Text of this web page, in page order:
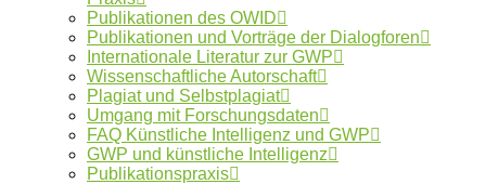
Publikationen des OWID
Publikationen und Vorträge der Dialogforen
Internationale Literatur zur GWP
Wissenschaftliche Autorschaft
Plagiat und Selbstplagiat
Umgang mit Forschungsdaten
FAQ Künstliche Intelligenz und GWP
GWP und künstliche Intelligenz
Publikationspraxis
Fehlverhalten Forschungsdaten
Forschungsethik gute Betreuung GWP International Kooperationen
Künstliche Intelligenz Machtmissbrauch
Ombudsgremium
Ombudsverfahren